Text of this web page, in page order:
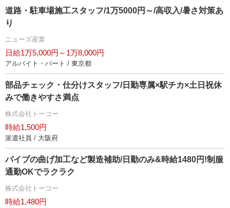
道路・駐車場施工スタッフ/1万5000円～/高収入/暑さ対策あ
り
ニューズ産業
日給1万5,000円～1万8,000円
アルバイト・パート / 東京都
部品チェック・仕分けスタッフ/日勤専属×駅チカ×土日祝休
みで働きやすさ満点
株式会社トーコー
時給1,500円
派遣社員 / 大阪府
パイプの曲げ加工など製造補助/日勤のみ&時給1480円!制服
通勤OKでラクラク
株式会社トーコー
時給1,480円